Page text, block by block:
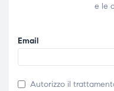
e le
Email
Autorizzo il